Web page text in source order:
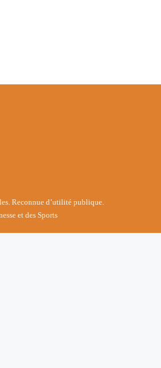
Reconnue d’utilité publique.
et des Sports